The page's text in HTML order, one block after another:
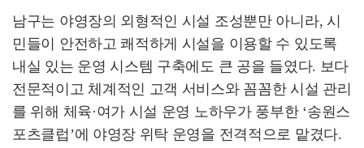
남구는 야영장의 외형적인 시설 조성뿐만 아니라, 시
민들이 안전하고 쾌적하게 시설을 이용할 수 있도록
내실 있는 운영 시스템 구축에도 큰 공을 들였다. 보다
전문적이고 체계적인 고객 서비스와 꼼꼼한 시설 관리
를 위해 체육·여가 시설 운영 노하우가 풍부한 ‘송원스
포츠클럽’에 야영장 위탁 운영을 전격적으로 맡겼다.